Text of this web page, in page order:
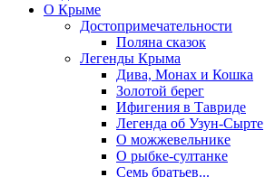
О Крыме
Достопримечательности
Поляна сказок
Легенды Крыма
Дива, Монах и Кошка
Золотой берег
Ифигения в Тавриде
Легенда об Узун-Сырте
О можжевельнике
О рыбке-султанке
Семь братьев...